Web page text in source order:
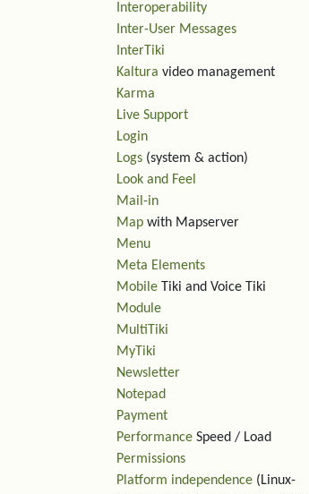
Interoperability
Inter-User Messages
InterTiki
Kaltura video management
Karma
Live Support
Login
Logs (system & action)
Look and Feel
Mail-in
Map with Mapserver
Menu
Meta Elements
Mobile Tiki and Voice Tiki
Module
MultiTiki
MyTiki
Newsletter
Notepad
Payment
Performance Speed / Load
Permissions
Platform independence (Linux-